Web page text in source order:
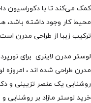
کمک می‌کند تا با دکوراسیون
محیط کار وجود داشته باشد،
ترکیب زیبا از طراحی مدرن
لوستر مدرن لاینری برای
مدرن طراحی شده اند ، امروزه
روشنایی یک عنصر تزیینی و
خرید لوستر مازاد بر